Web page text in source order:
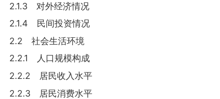
2.1.3 对外经济情况
2.1.4 民间投资情况
2.2 社会生活环境
2.2.1 人口规模构成
2.2.2 居民收入水平
2.2.3 居民消费水平